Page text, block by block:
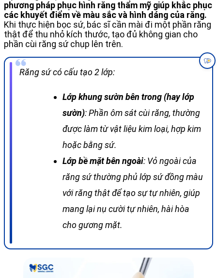
phương pháp phục hình răng thẩm mỹ giúp khắc phục
các khuyết điểm về màu sắc và hình dáng của răng.
Khi thực hiện bọc sứ, bác sĩ cần mài đi một phần răng
thật để thu nhỏ kích thước, tạo đủ không gian cho
phần cùi răng sứ chụp lên trên.
Răng sứ có cấu tạo 2 lớp:
Lớp khung sườn bên trong (hay lớp
sườn): Phần ôm sát cùi răng, thường
được làm từ vật liệu kim loại, hợp kim
hoặc bằng sứ.
Lớp bề mặt bên ngoài: Vỏ ngoài của
răng sứ thường phủ lớp sứ đồng màu
với răng thật để tạo sự tự nhiên, giúp
mang lại nụ cười tự nhiên, hài hòa
cho gương mặt.